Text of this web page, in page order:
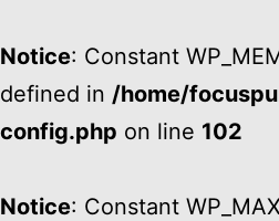
Notice: Constant
defined in /home/
config.php on line 102
Notice: Constant